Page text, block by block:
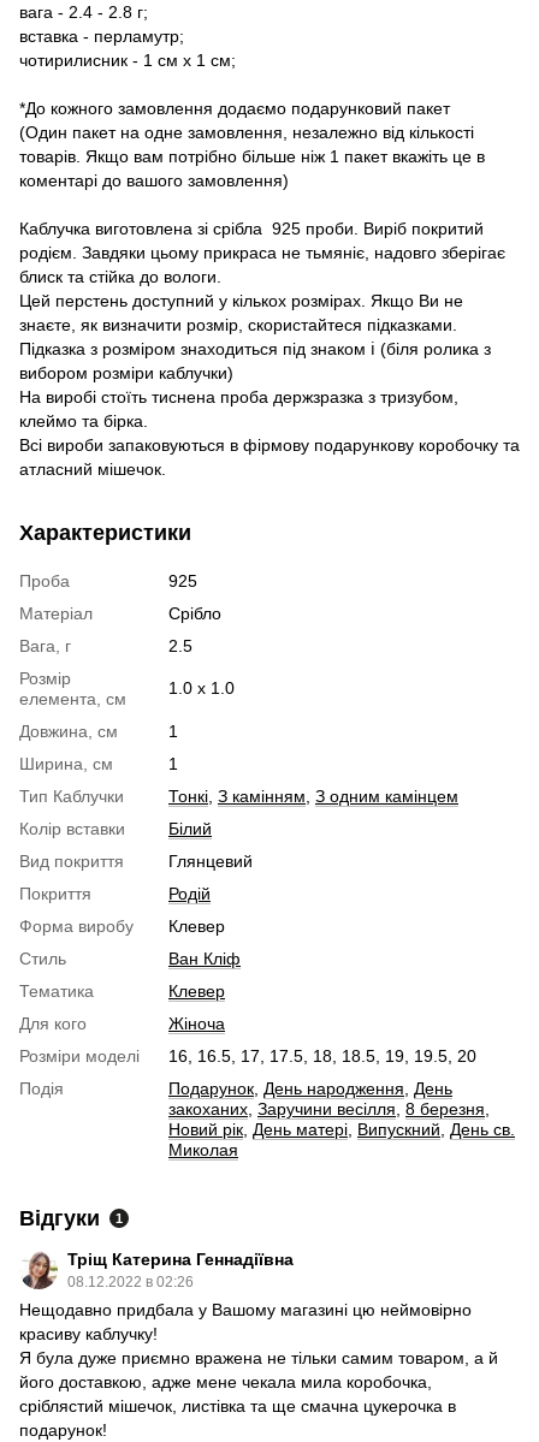
вага - 2.4 - 2.8 г;
вставка - перламутр;
чотирилисник - 1 см х 1 см;
*До кожного замовлення додаємо подарунковий пакет
(Один пакет на одне замовлення, незалежно від кількості
товарів. Якщо вам потрібно більше ніж 1 пакет вкажіть це в
коментарі до вашого замовлення)
Каблучка виготовлена зі срібла 925 проби. Виріб покритий
родієм. Завдяки цьому прикраса не тьмяніє, надовго зберігає
блиск та стійка до вологи.
Цей перстень доступний у кількох розмірах. Якщо Ви не
знаєте, як визначити розмір, скористайтеся підказками.
Підказка з розміром знаходиться під знаком ℹ (біля ролика з
вибором розміри каблучки)
На виробі стоїть тиснена проба держзразка з тризубом,
клеймо та бірка.
Всі вироби запаковуються в фірмову подарункову коробочку та
атласний мішечок.
Характеристики
Проба
925
Матеріал
Срібло
Вага, г
2.5
Розмір
елемента, см
1.0 х 1.0
Довжина, см
1
Ширина, см
1
Тип Каблучки
Тонкі З камінням З одним камінцем
Колір вставки
Білий
Вид покриття
Глянцевий
Покриття
Родій
Форма виробу
Клевер
Стиль
Ван Кліф
Тематика
Клевер
Для кого
Жіноча
Розміри моделі
16, 16.5, 17, 17.5, 18, 18.5, 19, 19.5, 20
Подія
Подарунок День народження
День
закоханих Заручини весілля 8 березня
Новий рік День матері Випускний
День св.
Миколая
Відгуки 1
Тріщ Катерина Геннадіївна
08.12.2022 в 02:26
Нещодавно придбала у Вашому магазині цю неймовірно
красиву каблучку!
Я була дуже приємно вражена не тільки самим товаром, а й
його доставкою, адже мене чекала мила коробочка,
сріблястий мішечок, листівка та ще смачна цукерочка в
подарунок!